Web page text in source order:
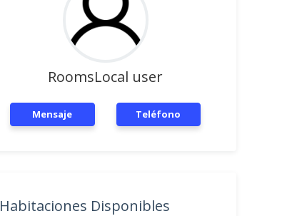
RoomsLocal user
Mensaje Teléfono
Habitaciones Disponibles